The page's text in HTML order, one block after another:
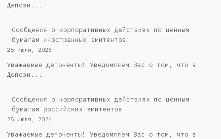
Депози...
Сообщения о корпоративных действиях по ценным
бумагам иностранных эмитентов
28 июля, 2026
Уважаемые депоненты! Уведомляем Вас о том, что в
Депози...
Cообщения о корпоративных действиях по ценным
бумагам российских эмитентов
28 июля, 2026
Уважаемые депоненты! Уведомляем Вас о том, что в